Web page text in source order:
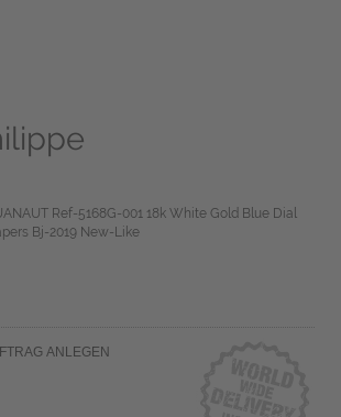
Ref-5168G-001 18k White Gold Blue Dial
Bj-2019 New-Like
ANLEGEN